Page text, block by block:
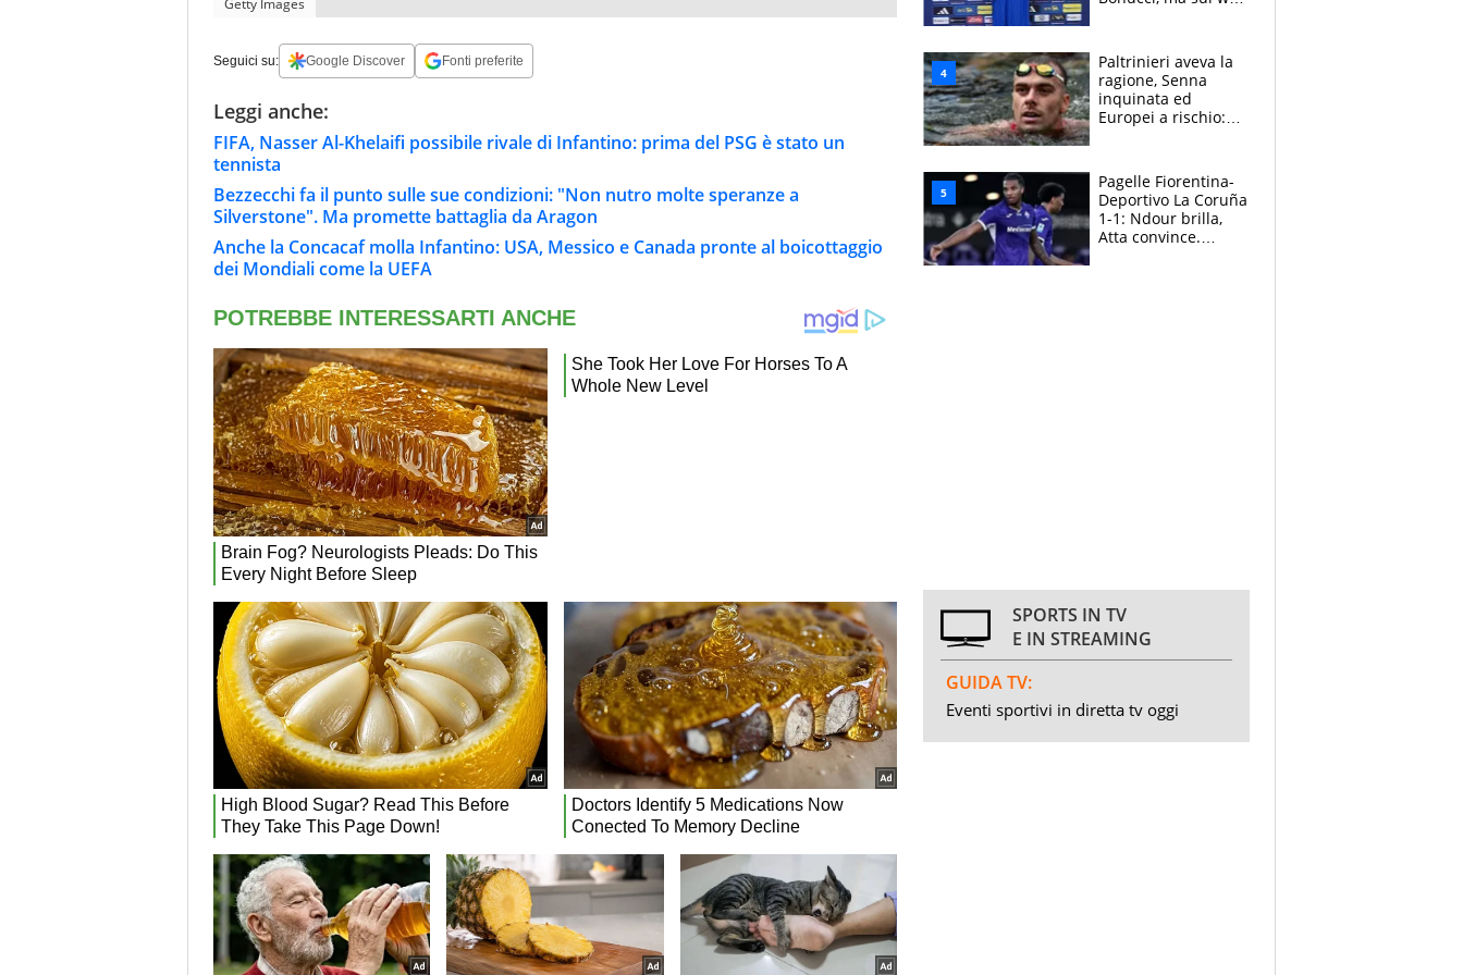
Getty Images
Seguici su: Google Discover Fonti preferite
Leggi anche:
FIFA, Nasser Al-Khelaifi possibile rivale di Infantino: prima del PSG è stato un
tennista
Bezzecchi fa il punto sulle sue condizioni: "Non nutro molte speranze a
Silverstone". Ma promette battaglia da Aragon
Anche la Concacaf molla Infantino: USA, Messico e Canada pronte al boicottaggio
dei Mondiali come la UEFA
Paltrinieri aveva la
ragione, Senna
inquinata ed
Europei a rischio:
adesso
Pagelle Fiorentina-
Deportivo La Coruña
1-1: Ndour brilla,
Atta convince.
SPORTS IN TV
E IN STREAMING
GUIDA TV:
Eventi sportivi in diretta tv oggi